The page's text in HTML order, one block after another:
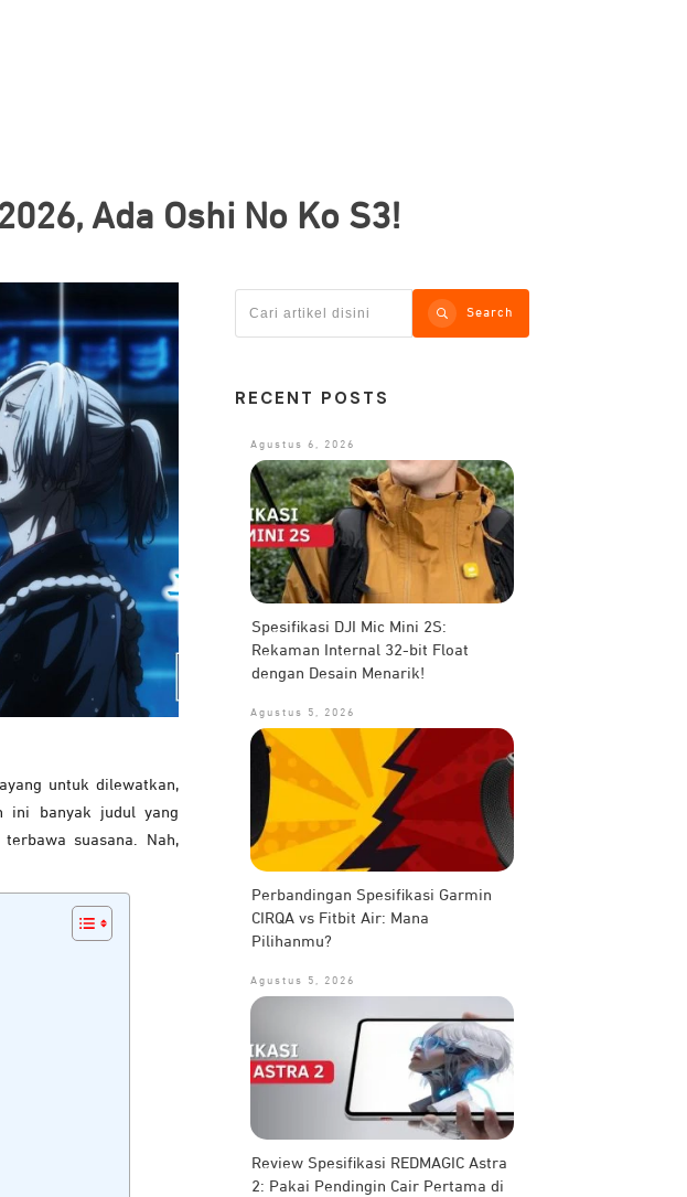
Ada Oshi No Ko S3!
untuk dilewatkan,
ini banyak judul yang
suasana. Nah,
Search
RECENT POSTS
Agustus 6, 2026
Spesifikasi DJI Mic Mini 2S:
Rekaman Internal 32-bit Float
dengan Desain Menarik!
Agustus 5, 2026
Perbandingan Spesifikasi Garmin
CIRQA vs Fitbit Air: Mana
Pilihanmu?
Agustus 5, 2026
Review Spesifikasi REDMAGIC Astra
2: Pakai Pendingin Cair Pertama di